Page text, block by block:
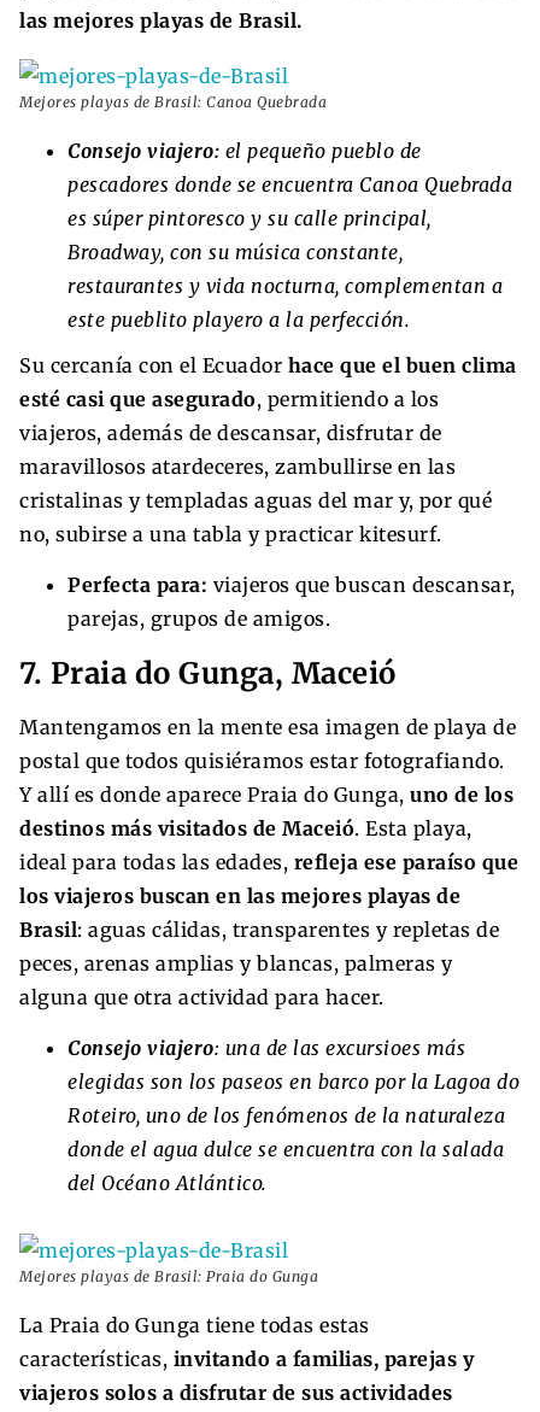
las mejores playas de Brasil.
Mejores playas de Brasil: Canoa Quebrada
Consejo viajero: el pequeño pueblo de
pescadores donde se encuentra Canoa Quebrada
es súper pintoresco y su calle principal,
Broadway, con su música constante,
restaurantes y vida nocturna, complementan a
este pueblito playero a la perfección.
Su cercanía con el Ecuador hace que el buen clima
esté casi que asegurado, permitiendo a los
viajeros, además de descansar, disfrutar de
maravillosos atardeceres, zambullirse en las
cristalinas y templadas aguas del mar y, por qué
no, subirse a una tabla y practicar kitesurf.
Perfecta para: viajeros que buscan descansar,
parejas, grupos de amigos.
7. Praia do Gunga, Maceió
Mantengamos en la mente esa imagen de playa de
postal que todos quisiéramos estar fotografiando.
Y allí es donde aparece Praia do Gunga, uno de los
destinos más visitados de Maceió. Esta playa,
ideal para todas las edades, refleja ese paraíso que
los viajeros buscan en las mejores playas de
Brasil: aguas cálidas, transparentes y repletas de
peces, arenas amplias y blancas, palmeras y
alguna que otra actividad para hacer.
Consejo viajero: una de las excursioes más
elegidas son los paseos en barco por la Lagoa do
Roteiro, uno de los fenómenos de la naturaleza
donde el agua dulce se encuentra con la salada
del Océano Atlántico.
Mejores playas de Brasil: Praia do Gunga
La Praia do Gunga tiene todas estas
características, invitando a familias, parejas y
viajeros solos a disfrutar de sus actividades